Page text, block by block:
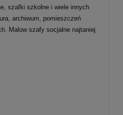
szafki szkolne i wiele innych
archiwum, pomieszczeń
Malow szafy socjalne najtaniej